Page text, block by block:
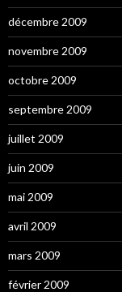
décembre 2009
novembre 2009
octobre 2009
septembre 2009
juillet 2009
juin 2009
mai 2009
avril 2009
mars 2009
février 2009